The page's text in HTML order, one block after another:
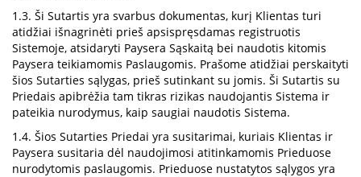
1.3. Ši Sutartis yra svarbus dokumentas, kurį Klientas turi
atidžiai išnagrinėti prieš apsispręsdamas registruotis
Sistemoje, atsidaryti Paysera Sąskaitą bei naudotis kitomis
Paysera teikiamomis Paslaugomis. Prašome atidžiai perskaityti
šios Sutarties sąlygas, prieš sutinkant su jomis. Ši Sutartis su
Priedais apibrėžia tam tikras rizikas naudojantis Sistema ir
pateikia nurodymus, kaip saugiai naudotis Sistema.
1.4. Šios Sutarties Priedai yra susitarimai, kuriais Klientas ir
Paysera susitaria dėl naudojimosi atitinkamomis Prieduose
nurodytomis paslaugomis. Prieduose nustatytos sąlygos yra